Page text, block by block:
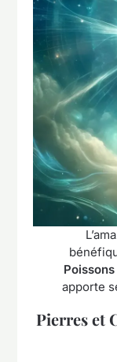
Poissons
apporte
Pierres et